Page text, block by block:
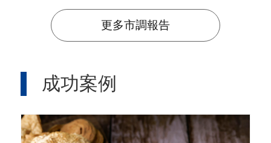
更多市調報告
成功案例